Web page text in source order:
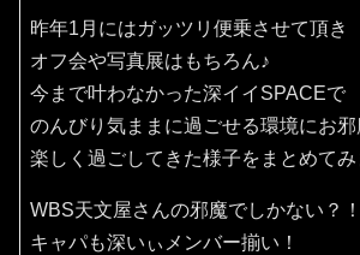
昨年1月にはガッツリ便乗させて頂き
オフ会や写真展はもちろん♪
今まで叶わなかった深イイSPACEで
のんびり気ままに過ごせる環境にお
楽しく過ごしてきた様子をまとめて
WBS天文屋さんの邪魔でしかない？！
キャパも深いぃメンバー揃い！